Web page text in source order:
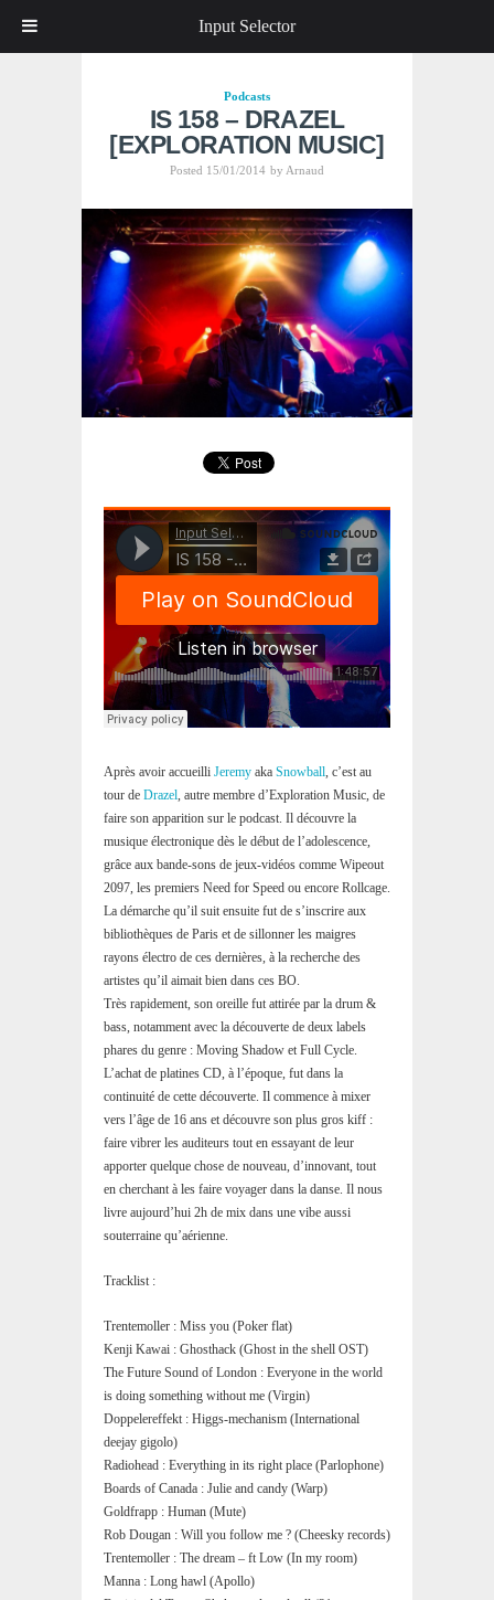
Podcasts
IS 158 – DRAZEL
[EXPLORATION MUSIC]
Posted 15/01/2014 by Arnaud
Après avoir accueilli Jeremy aka Snowball , c’est au
tour de Drazel , autre membre d’Exploration Music, de
faire son apparition sur le podcast. Il découvre la
musique électronique dès le début de l’adolescence,
grâce aux bande-sons de jeux-vidéos comme Wipeout
2097, les premiers Need for Speed ou encore Rollcage.
La démarche qu’il suit ensuite fut de s’inscrire aux
bibliothèques de Paris et de sillonner les maigres
rayons électro de ces dernières, à la recherche des
artistes qu’il aimait bien dans ces BO.
Très rapidement, son oreille fut attirée par la drum &
bass, notamment avec la découverte de deux labels
phares du genre : Moving Shadow et Full Cycle.
L’achat de platines CD, à l’époque, fut dans la
continuité de cette découverte. Il commence à mixer
vers l’âge de 16 ans et découvre son plus gros kiff :
faire vibrer les auditeurs tout en essayant de leur
apporter quelque chose de nouveau, d’innovant, tout
en cherchant à les faire voyager dans la danse. Il nous
livre aujourd’hui 2h de mix dans une vibe aussi
souterraine qu’aérienne.
Tracklist :
Trentemoller : Miss you (Poker flat)
Kenji Kawai : Ghosthack (Ghost in the shell OST)
The Future Sound of London : Everyone in the world
is doing something without me (Virgin)
Doppelereffekt : Higgs-mechanism (International
deejay gigolo)
Radiohead : Everything in its right place (Parlophone)
Boards of Canada : Julie and candy (Warp)
Goldfrapp : Human (Mute)
Rob Dougan : Will you follow me ? (Cheesky records)
Trentemoller : The dream – ft Low (In my room)
Manna : Long hawl (Apollo)
Input Selector